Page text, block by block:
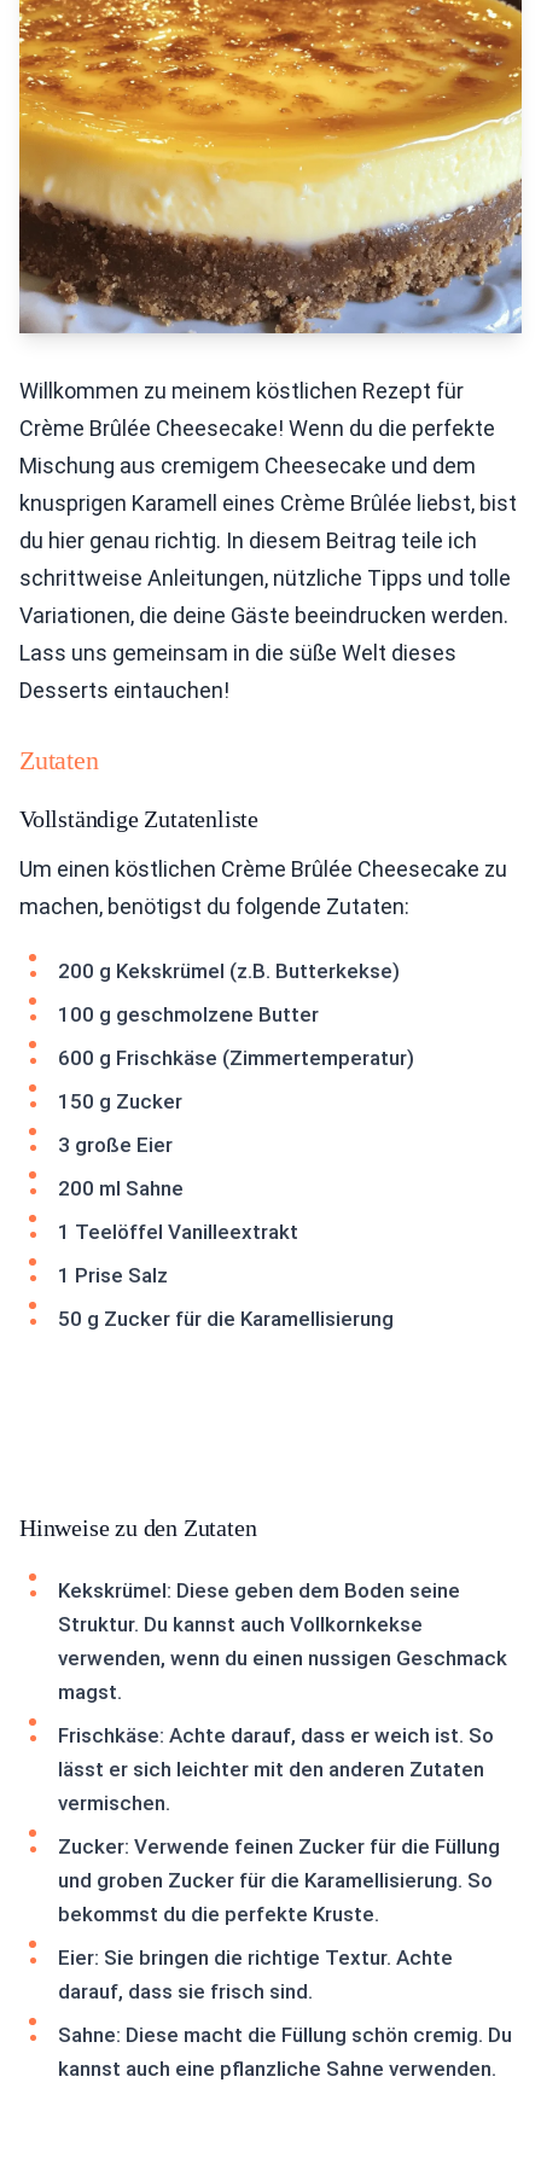
Willkommen zu meinem köstlichen Rezept für
Crème Brûlée Cheesecake! Wenn du die perfekte
Mischung aus cremigem Cheesecake und dem
knusprigen Karamell eines Crème Brûlée liebst, bist
du hier genau richtig. In diesem Beitrag teile ich
schrittweise Anleitungen, nützliche Tipps und tolle
Variationen, die deine Gäste beeindrucken werden.
Lass uns gemeinsam in die süße Welt dieses
Desserts eintauchen!
Zutaten
Vollständige Zutatenliste
Um einen köstlichen Crème Brûlée Cheesecake zu
machen, benötigst du folgende Zutaten:
200 g Kekskrümel (z.B. Butterkekse)
100 g geschmolzene Butter
600 g Frischkäse (Zimmertemperatur)
150 g Zucker
3 große Eier
200 ml Sahne
1 Teelöffel Vanilleextrakt
1 Prise Salz
50 g Zucker für die Karamellisierung
Hinweise zu den Zutaten
Kekskrümel: Diese geben dem Boden seine
Struktur. Du kannst auch Vollkornkekse
verwenden, wenn du einen nussigen Geschmack
magst.
Frischkäse: Achte darauf, dass er weich ist. So
lässt er sich leichter mit den anderen Zutaten
vermischen.
Zucker: Verwende feinen Zucker für die Füllung
und groben Zucker für die Karamellisierung. So
bekommst du die perfekte Kruste.
Eier: Sie bringen die richtige Textur. Achte
darauf, dass sie frisch sind.
Sahne: Diese macht die Füllung schön cremig. Du
kannst auch eine pflanzliche Sahne verwenden.